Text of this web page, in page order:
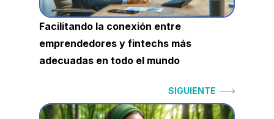
Facilitando la conexión entre
emprendedores y fintechs más
adecuadas en todo el mundo
SIGUIENTE